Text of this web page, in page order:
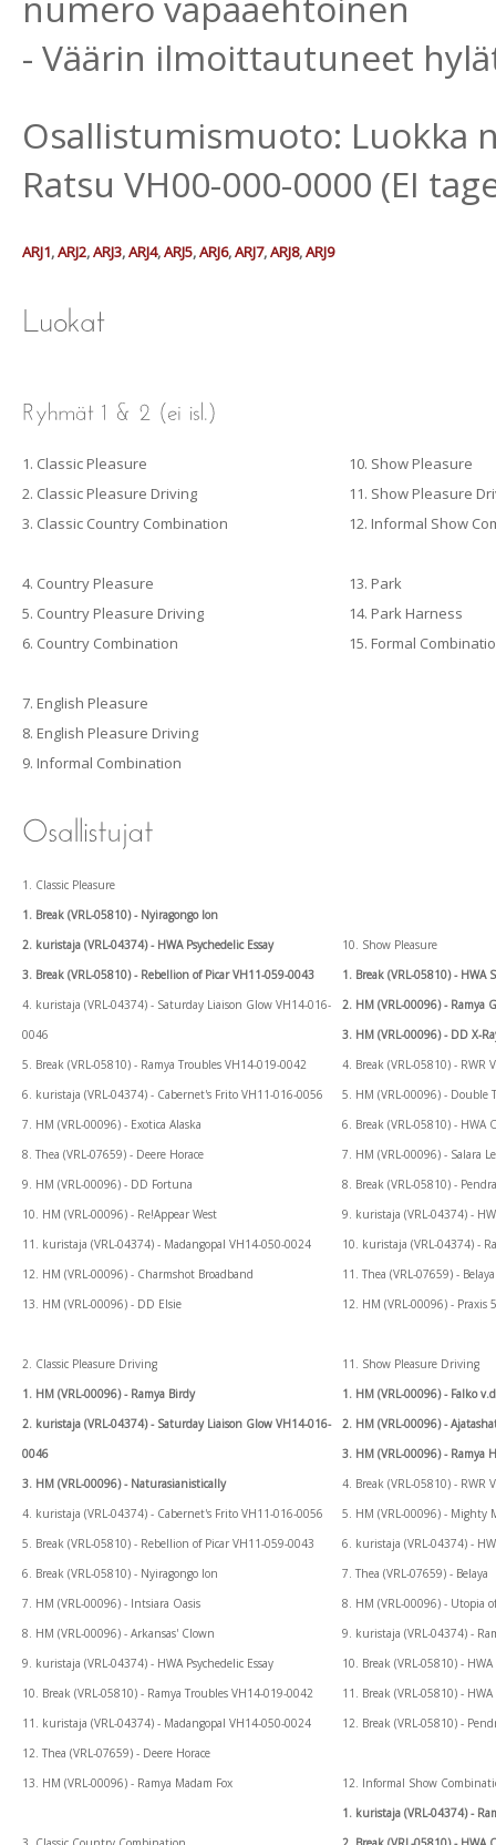
- Väärin ilmoittautuneet
Osallistumismuoto: Luokka
Ratsu VH00-000-0000 (EI
ARJ1,ARJ2,ARJ3,ARJ4,ARJ5,ARJ6,ARJ7,ARJ8,ARJ9
1. Classic Pleasure
2. Classic Pleasure Driving
3. Classic Country Combination
4. Country Pleasure
5. Country Pleasure Driving
6. Country Combination
7. English Pleasure
8. English Pleasure Driving
9. Informal Combination
10. Show Pleasure
11. Show Pleasure
12. Informal Show
13. Park
14. Park Harness
15. Formal
1. Classic Pleasure
1. Break (VRL-05810) - Nyiragongo Ion
2. kuristaja (VRL-04374) - HWA Psychedelic Essay
3. Break (VRL-05810) - Rebellion of Picar VH11-059-0043
4. kuristaja (VRL-04374) - Saturday Liaison Glow VH14-016-
0046
5. Break (VRL-05810) - Ramya Troubles VH14-019-0042
6. kuristaja (VRL-04374) - Cabernet's Frito VH11-016-0056
7. HM (VRL-00096) - Exotica Alaska
8. Thea (VRL-07659) - Deere Horace
9. HM (VRL-00096) - DD Fortuna
10. HM (VRL-00096) - Re!Appear West
11. kuristaja (VRL-04374) - Madangopal VH14-050-0024
12. HM (VRL-00096) - Charmshot Broadband
13. HM (VRL-00096) - DD Elsie
2. Classic Pleasure Driving
1. HM (VRL-00096) - Ramya Birdy
2. kuristaja (VRL-04374) - Saturday Liaison Glow VH14-016-
0046
3. HM (VRL-00096) - Naturasianistically
4. kuristaja (VRL-04374) - Cabernet's Frito VH11-016-0056
5. Break (VRL-05810) - Rebellion of Picar VH11-059-0043
6. Break (VRL-05810) - Nyiragongo Ion
7. HM (VRL-00096) - Intsiara Oasis
8. HM (VRL-00096) - Arkansas' Clown
9. kuristaja (VRL-04374) - HWA Psychedelic Essay
10. Break (VRL-05810) - Ramya Troubles VH14-019-0042
11. kuristaja (VRL-04374) - Madangopal VH14-050-0024
12. Thea (VRL-07659) - Deere Horace
13. HM (VRL-00096) - Ramya Madam Fox
10. Show Pleasure
1. Break (VRL-05810) - HWA
2. HM (VRL-00096) - Ramya
3. HM (VRL-00096) - DD X-
4. Break (VRL-05810) - RWR
5. HM (VRL-00096) - Double
6. Break (VRL-05810) -
7. HM (VRL-00096) - Salara
8. Break (VRL-05810) -
9. kuristaja (VRL-04374) -
10. kuristaja (VRL-04374) -
11. Thea (VRL-07659) - Belaya
12. HM (VRL-00096) - Praxis
11. Show Pleasure Driving
1. HM (VRL-00096) - Falko
2. HM (VRL-00096) -
3. HM (VRL-00096) - Ramya
4. Break (VRL-05810) - RWR
5. HM (VRL-00096) - Mighty
6. kuristaja (VRL-04374) -
7. Thea (VRL-07659) - Belaya
8. HM (VRL-00096) - Utopia
9. kuristaja (VRL-04374) -
10. Break (VRL-05810) -
11. Break (VRL-05810) -
12. Break (VRL-05810) -
12. Informal Show
1. kuristaja (VRL-04374) -